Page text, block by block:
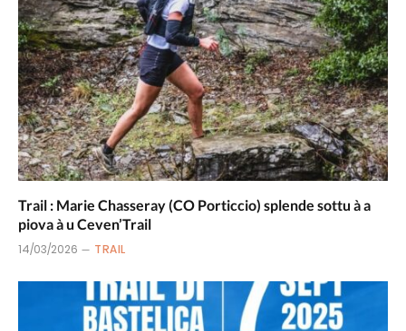
Trail : Marie Chasseray (CO Porticcio) splende sottu à a
piova à u Ceven’Trail
14/03/2026 TRAIL